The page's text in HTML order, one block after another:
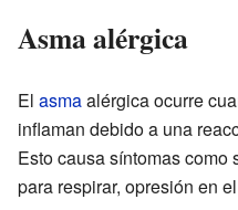
Asma alérgica
El asmaalérgica ocurre
inflaman debido a una
Esto causa síntomas como
para respirar, opresión en